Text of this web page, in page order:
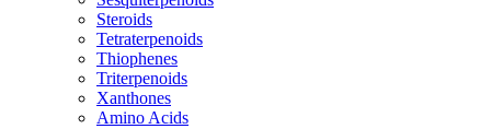
Steroids
Tetraterpenoids
Thiophenes
Triterpenoids
Xanthones
Amino Acids